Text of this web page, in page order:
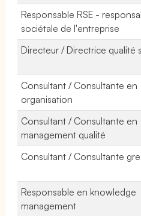
Responsable RSE -
sociétale de l'entreprise
Directeur / Directrice qualité
Consultant / Consultante en
organisation
Consultant / Consultante en
management qualité
Consultant / Consultante
Responsable en knowledge
management